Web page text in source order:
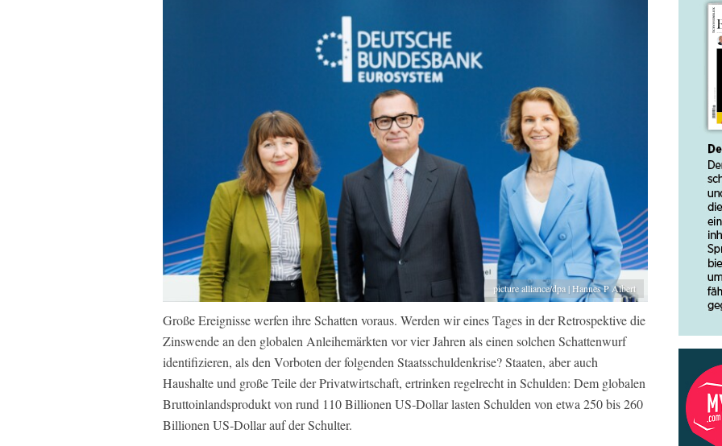
picture alliance/dpa | Hannes P Albert
Große Ereignisse werfen ihre Schatten voraus. Werden wir eines Tages in der Retrospektive die
Zinswende an den globalen Anleihemärkten vor vier Jahren als einen solchen Schattenwurf
identifizieren, als den Vorboten der folgenden Staatsschuldenkrise? Staaten, aber auch
Haushalte und große Teile der Privatwirtschaft, ertrinken regelrecht in Schulden: Dem globalen
Bruttoinlandsprodukt von rund 110 Billionen US‑Dollar lasten Schulden von etwa 250 bis 260
Billionen US‑Dollar auf der Schulter.